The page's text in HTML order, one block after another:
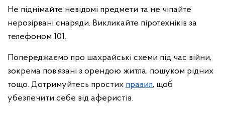
Не піднімайте невідомі предмети та не чіпайте
нерозірвані снаряди. Викликайте піротехніків за
телефоном 101.
Попереджаємо про шахрайські схеми під час війни,
зокрема пов’язані з орендою житла, пошуком рідних
тощо. Дотримуйтесь простих правил, щоб
убезпечити себе від аферистів.